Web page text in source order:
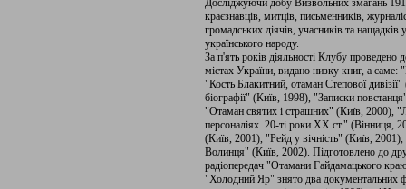
Досліджуючи добу Визвольних змагань
краєзнавців, митців, письменників,
громадських діячів, учасників та
українського народу.
За п'ять років діяльності Клубу проведено
містах України, видано низку книг, а
"Кость Блакитний, отаман Степової
біографії" (Київ, 1998), "Записки
"Отаман святих і страшних" (Київ, 2000),
персоналіях. 20-ті роки ХХ ст." (Вінниця,
(Київ, 2001), "Рейд у вічність" (Київ,
Волинця" (Київ, 2002). Підготовлено до
радіопередач "Отамани Гайдамацького
"Холодний Яр" знято два документальних